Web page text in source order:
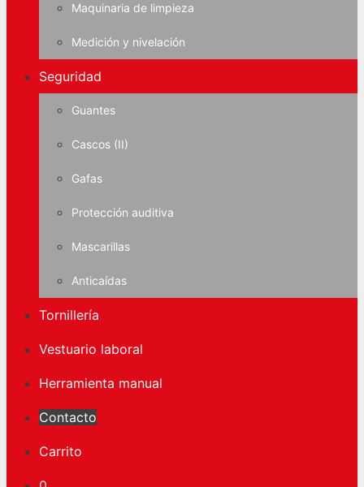
Maquinaria de limpieza
Medición y nivelación
Seguridad
Guantes
Cascos (II)
Gafas
Protección auditiva
Mascarillas
Anticaídas
Tornillería
Vestuario laboral
Herramienta manual
Contacto
Carrito